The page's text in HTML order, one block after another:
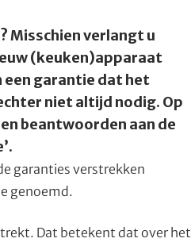
Misschien verlangt u
(keuken)apparaat
een garantie dat het
niet altijd nodig. Op
beantwoorden aan de
garanties verstrekken
genoemd.
Dat betekent dat over het